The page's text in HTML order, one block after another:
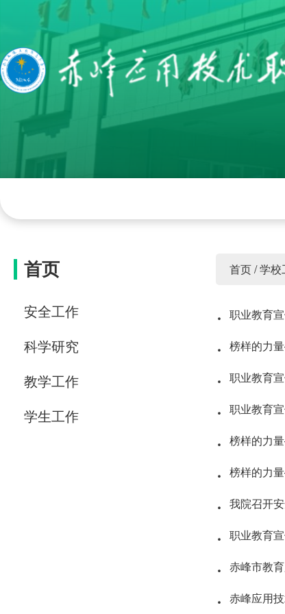
首页
安全工作
科学研究
教学工作
学生工作
首页/学校
· 职业教育
· 榜样的力
· 职业教育
· 职业教育
· 榜样的力
· 榜样的力
· 我院召开
· 职业教育
· 赤峰市教
· 赤峰应用